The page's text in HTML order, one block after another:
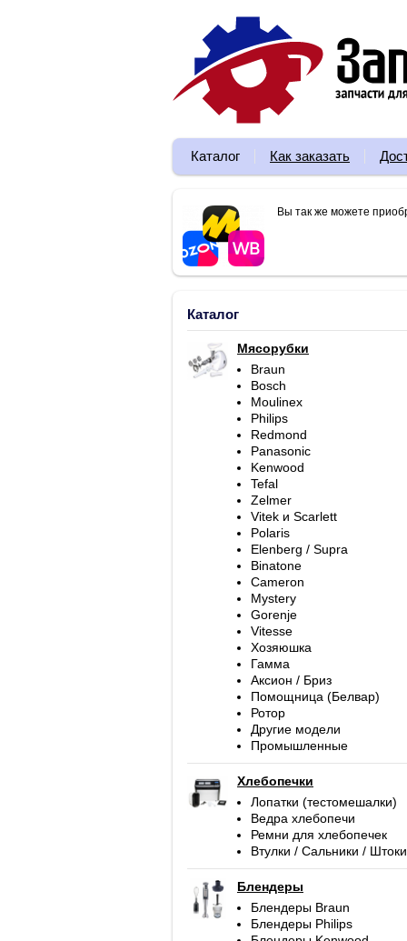
Каталог Как заказать
Вы так же можете
Каталог
Мясорубки
Braun
Bosch
Moulinex
Philips
Redmond
Panasonic
Kenwood
Tefal
Zelmer
Vitek и Scarlett
Polaris
Elenberg / Supra
Binatone
Cameron
Mystery
Gorenje
Vitesse
Хозяюшка
Гамма
Аксион / Бриз
Помощница (Белвар)
Ротор
Другие модели
Промышленные
Хлебопечки
Лопатки (тестомешалки)
Ведра хлебопечи
Ремни для хлебопечек
Втулки / Сальники / Штоки
Блендеры
Блендеры Braun
Блендеры Philips